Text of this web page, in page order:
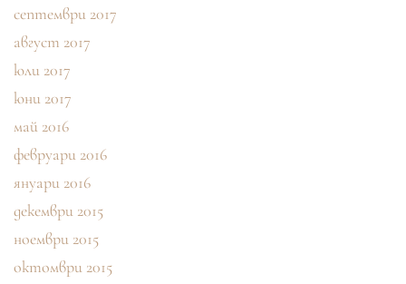
септември 2017
август 2017
юли 2017
юни 2017
май 2016
февруари 2016
януари 2016
декември 2015
ноември 2015
октомври 2015